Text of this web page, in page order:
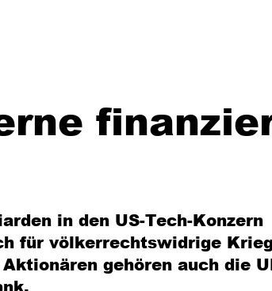
in den US-Tech-Konzern
für völkerrechtswidrige
gehören auch die